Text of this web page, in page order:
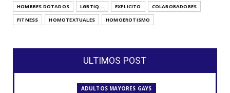
HOMBRES DOTADOS
LGBTIQ... EXPLICITO
COLABORADORES
FITNESS
HOMOTEXTUALES HOMOEROTISMO
ULTIMOS POST
ADULTOS MAYORES GAYS